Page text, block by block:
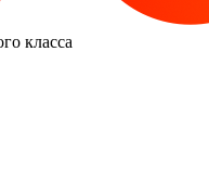
класса